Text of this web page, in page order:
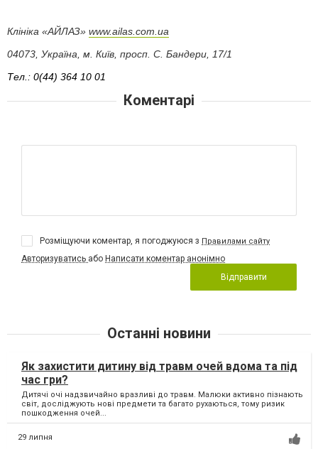
Клініка «АЙЛАЗ» www.ailas.com.ua
04073, Україна, м. Київ, просп. С. Бандери, 17/1
Тел.: 0(44) 364 10 01
Коментарі
Розміщуючи коментар, я погоджуюся з Правилами сайту
Авторизуватись або Написати коментар анонімно
Відправити
Останні новини
Як захистити дитину від травм очей вдома та під
час гри?
Дитячі очі надзвичайно вразливі до травм. Малюки активно пізнають
світ, досліджують нові предмети та багато рухаються, тому ризик
пошкодження очей...
29 липня